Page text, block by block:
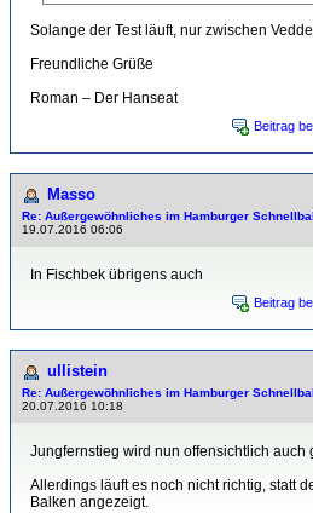
Solange der Test läuft, nur zwischen
Freundliche Grüße
Roman – Der Hanseat
Beitrag
Masso
Re: Außergewöhnliches im Hamburger
19.07.2016 06:06
In Fischbek übrigens auch
Beitrag
ullistein
Re: Außergewöhnliches im Hamburger
20.07.2016 10:18
Jungfernstieg wird nun offensichtlich auch
Allerdings läuft es noch nicht richtig, statt
Balken angezeigt.